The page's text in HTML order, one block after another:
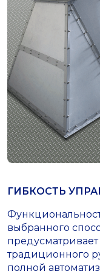
ГИБКОСТЬ
выбранного
традиционного
полной